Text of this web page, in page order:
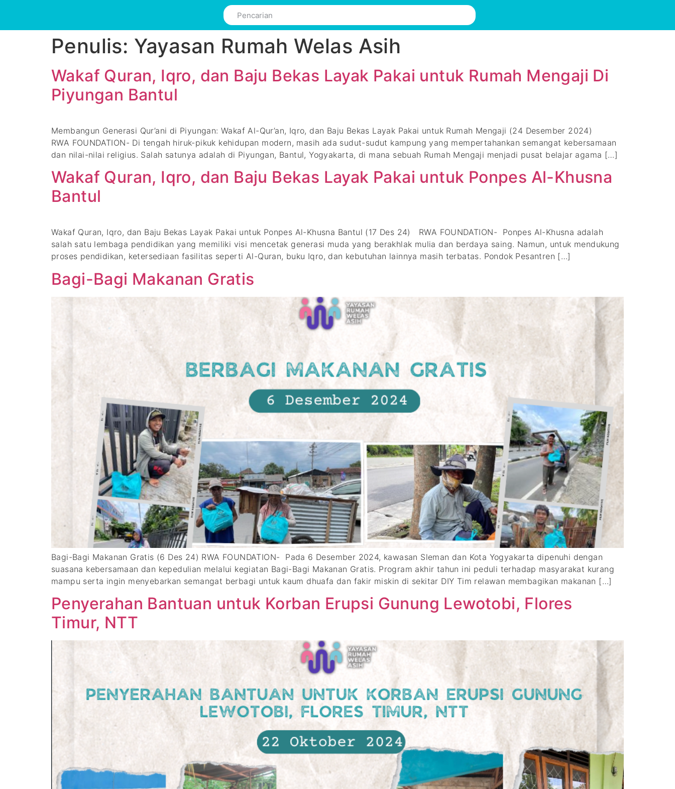
Penulis: Yayasan Rumah Welas Asih
Wakaf Quran, Iqro, dan Baju Bekas Layak Pakai untuk Rumah Mengaji Di
Piyungan Bantul
Membangun Generasi Qur’ani di Piyungan: Wakaf Al-Qur’an, Iqro, dan Baju Bekas Layak Pakai untuk Rumah Mengaji (24 Desember 2024)
RWA FOUNDATION- Di tengah hiruk-pikuk kehidupan modern, masih ada sudut-sudut kampung yang mempertahankan semangat kebersamaan
dan nilai-nilai religius. Salah satunya adalah di Piyungan, Bantul, Yogyakarta, di mana sebuah Rumah Mengaji menjadi pusat belajar agama […]
Wakaf Quran, Iqro, dan Baju Bekas Layak Pakai untuk Ponpes Al-Khusna
Bantul
Wakaf Quran, Iqro, dan Baju Bekas Layak Pakai untuk Ponpes Al-Khusna Bantul (17 Des 24) RWA FOUNDATION- Ponpes Al-Khusna adalah
salah satu lembaga pendidikan yang memiliki visi mencetak generasi muda yang berakhlak mulia dan berdaya saing. Namun, untuk mendukung
proses pendidikan, ketersediaan fasilitas seperti Al-Quran, buku Iqro, dan kebutuhan lainnya masih terbatas. Pondok Pesantren […]
Bagi-Bagi Makanan Gratis
Bagi-Bagi Makanan Gratis (6 Des 24) RWA FOUNDATION- Pada 6 Desember 2024, kawasan Sleman dan Kota Yogyakarta dipenuhi dengan
suasana kebersamaan dan kepedulian melalui kegiatan Bagi-Bagi Makanan Gratis. Program akhir tahun ini peduli terhadap masyarakat kurang
mampu serta ingin menyebarkan semangat berbagi untuk kaum dhuafa dan fakir miskin di sekitar DIY Tim relawan membagikan makanan […]
Penyerahan Bantuan untuk Korban Erupsi Gunung Lewotobi, Flores
Timur, NTT